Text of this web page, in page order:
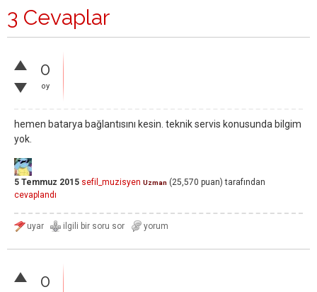
3 Cevaplar
0
oy
hemen batarya bağlantısını kesin. teknik servis konusunda bilgim
yok.
5 Temmuz 2015 sefil_muzisyen Uzman (25,570 puan) tarafından
cevaplandı
0